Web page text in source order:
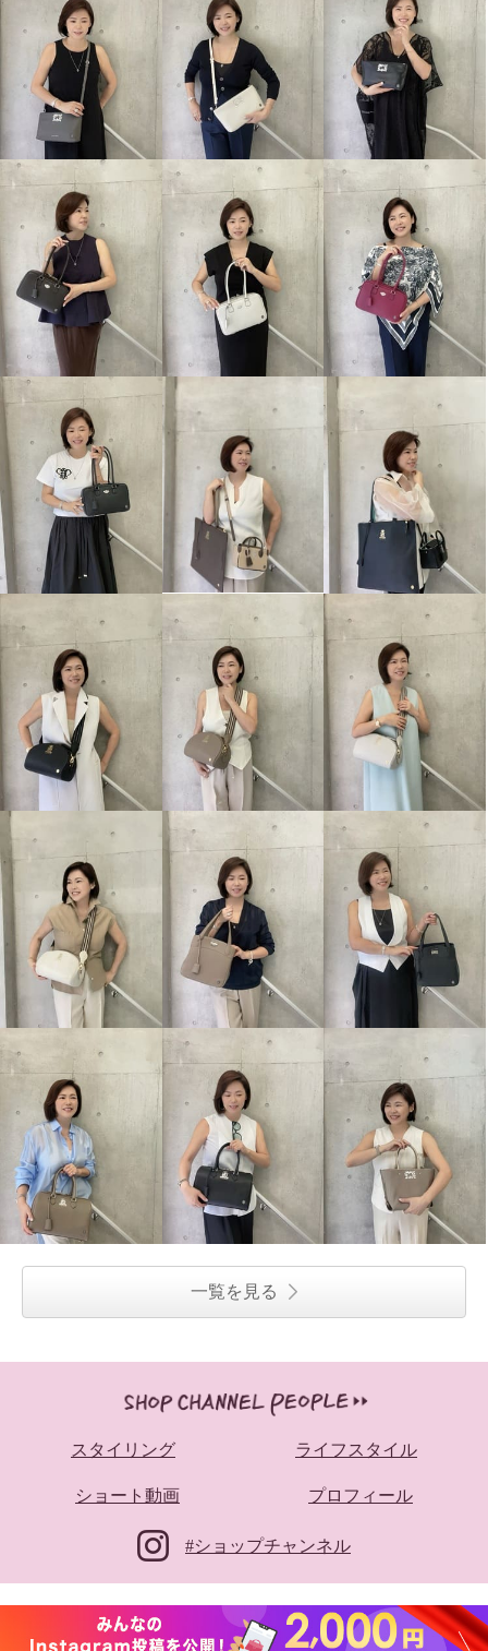
エーディーエムジェイ ＴＨＥ
ＢＥＥ 牛革クロコダイル型押し
ダブルジップ ショルダーバッグ
オニキス
エーディーエムジェイ イタリア
ンレザー アールデコモティーフ
ロングウォレット
¥0
一覧を見る
スタイリング ライフスタイル
ショート動画 プロフィール
#ショップチャンネル